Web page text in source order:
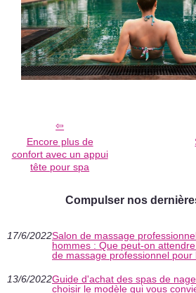
Encore plus de
confort avec un appui
tête pour spa
Compulser nos
17/6/2022Salon de massage
hommes : Que peut-on
de massage professionnel pour
13/6/2022Guide d'achat des spas de
choisir le modèle qui vous